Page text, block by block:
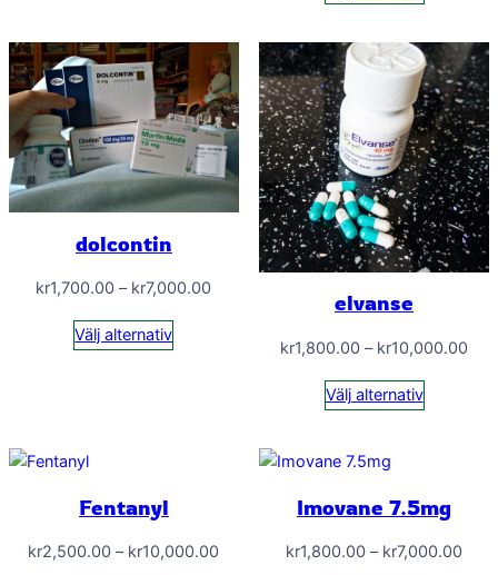
dolcontin
kr1,700.00 – kr7,000.00Prisintervall:
Välj alternativ
elvanse
kr1,800.00 – kr10,000.00
Välj alternativ
Fentanyl
kr2,500.00 – kr10,000.00Prisintervall:
Imovane 7.5mg
kr1,800.00 – kr7,000.00